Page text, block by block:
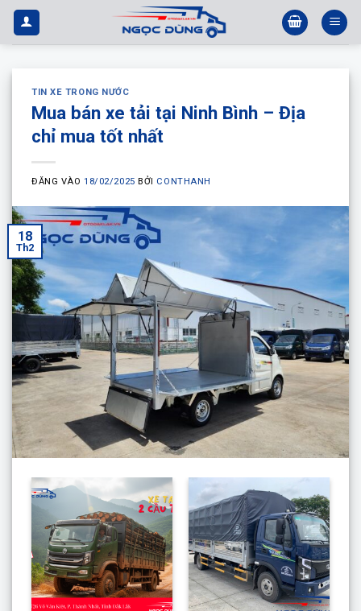
Bỏ
qua
nội
TIN XE TRONG NƯỚC
Mua bán xe tải tại Ninh Bình – Địa
chỉ mua tốt nhất
ĐĂNG VÀO18/02/2025 BỞI CONTHANH
18
Th2